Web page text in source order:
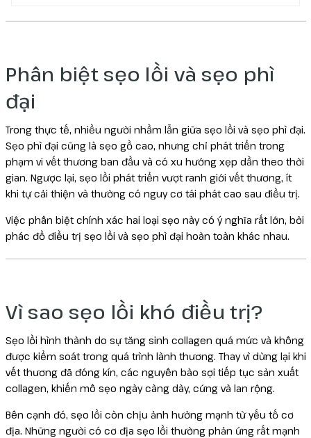
Phân biệt sẹo lồi và sẹo phì
đại
Trong thực tế, nhiều người nhầm lẫn giữa sẹo lồi và sẹo phì đại.
Sẹo phì đại cũng là sẹo gồ cao, nhưng chỉ phát triển trong
phạm vi vết thương ban đầu và có xu hướng xẹp dần theo thời
gian. Ngược lại, sẹo lồi phát triển vượt ranh giới vết thương, ít
khi tự cải thiện và thường có nguy cơ tái phát cao sau điều trị.
Việc phân biệt chính xác hai loại sẹo này có ý nghĩa rất lớn, bởi
phác đồ điều trị sẹo lồi và sẹo phì đại hoàn toàn khác nhau.
Vì sao sẹo lồi khó điều trị?
Sẹo lồi hình thành do sự tăng sinh collagen quá mức và không
được kiểm soát trong quá trình lành thương. Thay vì dừng lại khi
vết thương đã đóng kín, các nguyên bào sợi tiếp tục sản xuất
collagen, khiến mô sẹo ngày càng dày, cứng và lan rộng.
Bên cạnh đó, sẹo lồi còn chịu ảnh hưởng mạnh từ yếu tố cơ
địa. Những người có cơ địa sẹo lồi thường phản ứng rất mạnh